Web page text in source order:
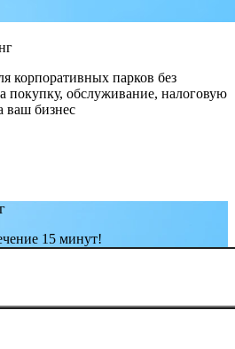
корпоративных парков без
покупку, обслуживание, налоговую
ваш бизнес
15 минут!